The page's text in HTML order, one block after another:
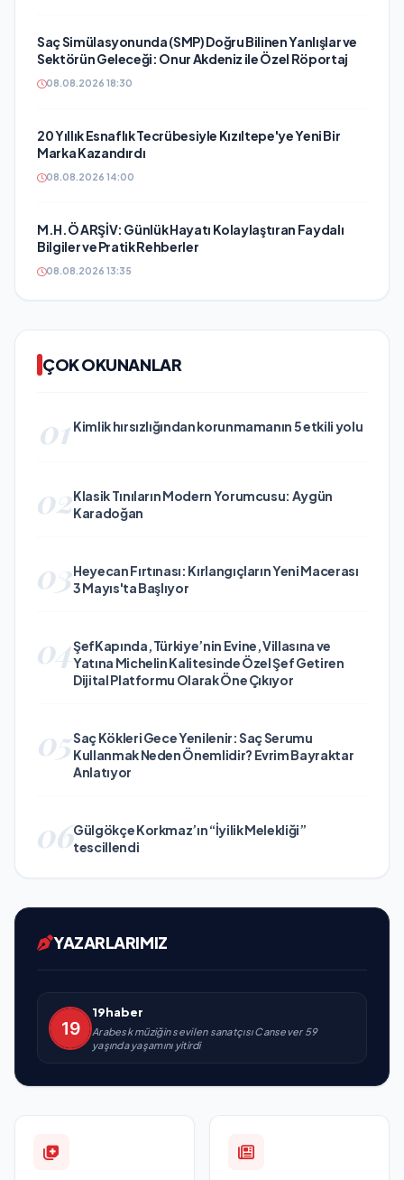
Saç Simülasyonunda (SMP) Doğru Bilinen Yanlışlar ve
Sektörün Geleceği: Onur Akdeniz ile Özel Röportaj
08.08.2026 18:30
20 Yıllık Esnaflık Tecrübesiyle Kızıltepe'ye Yeni Bir
Marka Kazandırdı
08.08.2026 14:00
M.H.Ö ARŞİV: Günlük Hayatı Kolaylaştıran Faydalı
Bilgiler ve Pratik Rehberler
08.08.2026 13:35
ÇOK OKUNANLAR
01 Kimlik hırsızlığından korunmamanın 5 etkili yolu
02Klasik Tınıların Modern Yorumcusu: Aygün
Karadoğan
03Heyecan Fırtınası: Kırlangıçların Yeni Macerası
3 Mayıs'ta Başlıyor
04ŞefKapında, Türkiye’nin Evine, Villasına ve
Yatına Michelin Kalitesinde Özel Şef Getiren
Dijital Platformu Olarak Öne Çıkıyor
05Saç Kökleri Gece Yenilenir: Saç Serumu
Kullanmak Neden Önemlidir? Evrim Bayraktar
Anlatıyor
06Gülgökçe Korkmaz’ın “İyilik Melekliği”
tescillendi
YAZARLARIMIZ
19haber
Arabesk müziğin sevilen sanatçısı Cansever 59
yaşında yaşamını yitirdi